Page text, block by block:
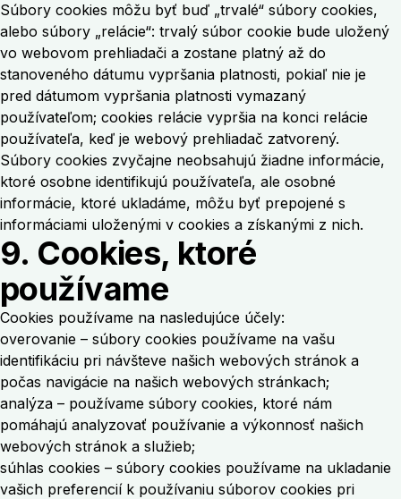
Súbory cookies môžu byť buď „trvalé“ súbory cookies,
alebo súbory „relácie“: trvalý súbor cookie bude uložený
vo webovom prehliadači a zostane platný až do
stanoveného dátumu vypršania platnosti, pokiaľ nie je
pred dátumom vypršania platnosti vymazaný
používateľom; cookies relácie vypršia na konci relácie
používateľa, keď je webový prehliadač zatvorený.
Súbory cookies zvyčajne neobsahujú žiadne informácie,
ktoré osobne identifikujú používateľa, ale osobné
informácie, ktoré ukladáme, môžu byť prepojené s
informáciami uloženými v cookies a získanými z nich.
9. Cookies, ktoré
používame
Cookies používame na nasledujúce účely:
overovanie – súbory cookies používame na vašu
identifikáciu pri návšteve našich webových stránok a
počas navigácie na našich webových stránkach;
analýza – používame súbory cookies, ktoré nám
pomáhajú analyzovať používanie a výkonnosť našich
webových stránok a služieb;
súhlas cookies – súbory cookies používame na ukladanie
vašich preferencií k používaniu súborov cookies pri